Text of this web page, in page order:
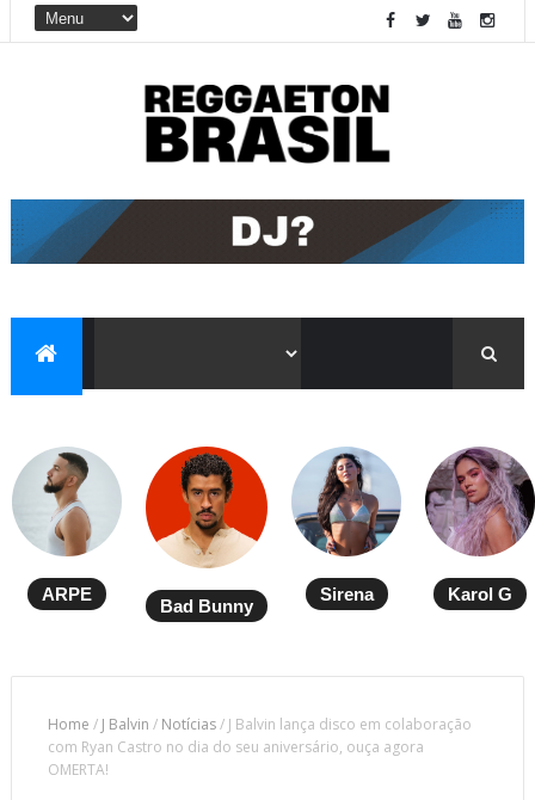
ARPE
Bad Bunny
Sirena Karol G
Home / J Balvin / Notícias/ J Balvin lança disco em colaboração
com Ryan Castro no dia do seu aniversário, ouça agora
OMERTA!